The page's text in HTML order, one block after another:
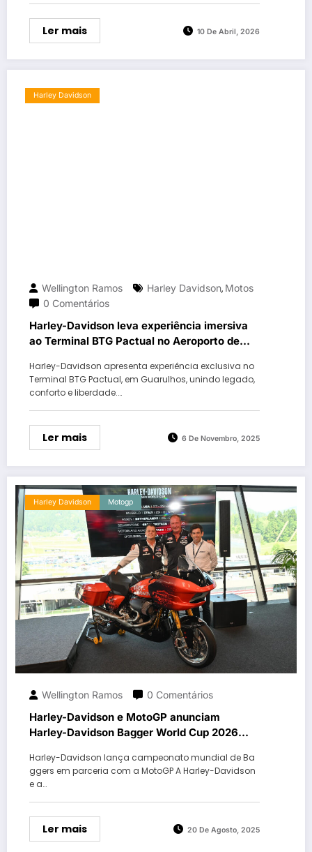
Ler mais 10 De Abril, 2026
Harley Davidson
Wellington Ramos Harley Davidson, Motos
0 Comentários
Harley-Davidson leva experiência imersiva
ao Terminal BTG Pactual no Aeroporto de
Harley-Davidson apresenta experiência exclusiva no
Terminal BTG Pactual, em Guarulhos, unindo legado,
conforto e liberdade.…
Ler mais 6 De Novembro, 2025
Harley Davidson Motogp
Wellington Ramos 0 Comentários
Harley-Davidson e MotoGP anunciam
Harley-Davidson Bagger World Cup 2026
Harley-Davidson lança campeonato mundial de Ba
ggers em parceria com a MotoGP A Harley-Davidson
e a…
Ler mais 20 De Agosto, 2025